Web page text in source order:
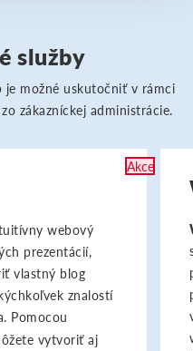
služby
je možné uskutočniť v rámci
zákazníckej administrácie.
Akce
webový
prezentácií,
vlastný blog
znalostí
Pomocou
vytvoriť aj